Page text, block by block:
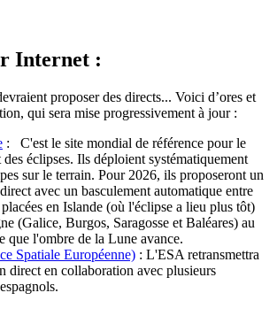
Internet :
proposer des directs... Voici d’ores et
qui sera mise progressivement à jour :
: C'est le site mondial de référence pour le
éclipses. Ils déploient systématiquement
sur le terrain. Pour 2026, ils proposeront un
avec un basculement automatique entre
en Islande (où l'éclipse a lieu plus tôt)
(Galice, Burgos, Saragosse et Baléares) au
que l'ombre de la Lune avance.
Spatiale Européenne) : L'ESA retransmettra
direct en collaboration avec plusieurs